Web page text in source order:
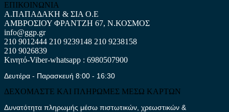
ΕΠΙΚΟΙΝΩΝΙΑ
Α.ΠΑΠΑΔΑΚΗ & ΣΙΑ Ο.Ε
ΑΜΒΡΟΣΙΟΥ ΦΡΑΝΤΖΗ 67, Ν.ΚΟΣΜΟΣ
info@ggp.gr
210 9012444 210 9239148 210 9238158
210 9026839
Κινητό-Viber-whatsapp : 6980507900
Δευτέρα - Παρασκευή 8:00 - 16:30
ΔΕΧΟΜΑΣΤΕ ΚΑΙ ΠΛΗΡΩΜΕΣ ΜΕΣΩ ΚΑΡΤΩΝ
Δυνατότητα πληρωμής μέσω πιστωτικών, χρεωστικών &